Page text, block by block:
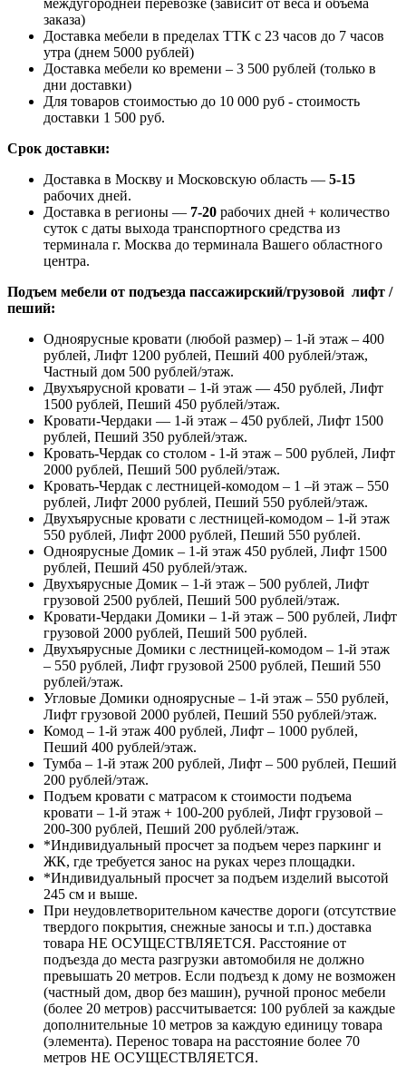
заказа)
Доставка мебели в пределах ТТК с 23 часов до 7 часов
утра (днем 5000 рублей)
Доставка мебели ко времени – 3 500 рублей (только в
дни доставки)
Для товаров стоимостью до 10 000 руб - стоимость
доставки 1 500 руб.
Срок доставки:
Доставка в Москву и Московскую область — 5-15
рабочих дней.
Доставка в регионы — 7-20 рабочих дней + количество
суток с даты выхода транспортного средства из
терминала г. Москва до терминала Вашего областного
центра.
Подъем мебели от подъезда пассажирский/грузовой лифт /
пеший:
Одноярусные кровати (любой размер) – 1-й этаж – 400
рублей, Лифт 1200 рублей, Пеший 400 рублей/этаж,
Частный дом 500 рублей/этаж.
Двухъярусной кровати – 1-й этаж — 450 рублей, Лифт
1500 рублей, Пеший 450 рублей/этаж.
Кровати-Чердаки — 1-й этаж – 450 рублей, Лифт 1500
рублей, Пеший 350 рублей/этаж.
Кровать-Чердак со столом - 1-й этаж – 500 рублей, Лифт
2000 рублей, Пеший 500 рублей/этаж.
Кровать-Чердак с лестницей-комодом – 1 –й этаж – 550
рублей, Лифт 2000 рублей, Пеший 550 рублей/этаж.
Двухъярусные кровати с лестницей-комодом – 1-й этаж
550 рублей, Лифт 2000 рублей, Пеший 550 рублей.
Одноярусные Домик – 1-й этаж 450 рублей, Лифт 1500
рублей, Пеший 450 рублей/этаж.
Двухъярусные Домик – 1-й этаж – 500 рублей, Лифт
грузовой 2500 рублей, Пеший 500 рублей/этаж.
Кровати-Чердаки Домики – 1-й этаж – 500 рублей, Лифт
грузовой 2000 рублей, Пеший 500 рублей.
Двухъярусные Домики с лестницей-комодом – 1-й этаж
– 550 рублей, Лифт грузовой 2500 рублей, Пеший 550
рублей/этаж.
Угловые Домики одноярусные – 1-й этаж – 550 рублей,
Лифт грузовой 2000 рублей, Пеший 550 рублей/этаж.
Комод – 1-й этаж 400 рублей, Лифт – 1000 рублей,
Пеший 400 рублей/этаж.
Тумба – 1-й этаж 200 рублей, Лифт – 500 рублей, Пеший
200 рублей/этаж.
Подъем кровати с матрасом к стоимости подъема
кровати – 1-й этаж + 100-200 рублей, Лифт грузовой –
200-300 рублей, Пеший 200 рублей/этаж.
*Индивидуальный просчет за подъем через паркинг и
ЖК, где требуется занос на руках через площадки.
*Индивидуальный просчет за подъем изделий высотой
245 см и выше.
При неудовлетворительном качестве дороги (отсутствие
твердого покрытия, снежные заносы и т.п.) доставка
товара НЕ ОСУЩЕСТВЛЯЕТСЯ. Расстояние от
подъезда до места разгрузки автомобиля не должно
превышать 20 метров. Если подъезд к дому не возможен
(частный дом, двор без машин), ручной пронос мебели
(более 20 метров) рассчитывается: 100 рублей за каждые
дополнительные 10 метров за каждую единицу товара
(элемента). Перенос товара на расстояние более 70
метров НЕ ОСУЩЕСТВЛЯЕТСЯ.